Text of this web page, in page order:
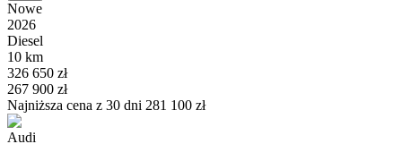
Nowe
2026
Diesel
10 km
326 650 zł
267 900 zł
Najniższa cena z 30 dni 281 100 zł
Audi